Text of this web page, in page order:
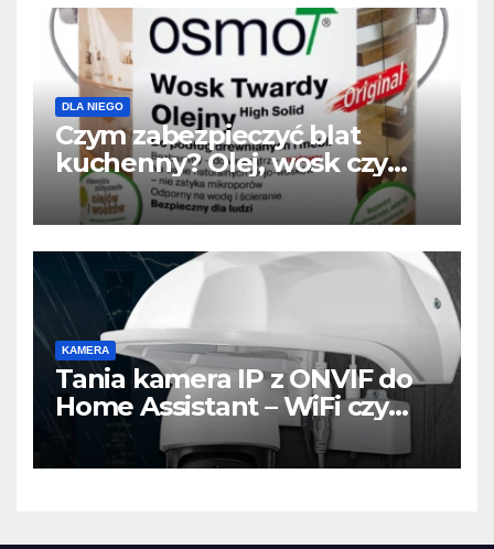
DLA NIEGO
Czym zabezpieczyć blat
kuchenny? Olej, wosk czy
lakier? Najlepszy wybór do
drewnianego blatu
KAMERA
Tania kamera IP z ONVIF do
Home Assistant – WiFi czy
LAN? Test, konfiguracja i
praktyczne wskazówki